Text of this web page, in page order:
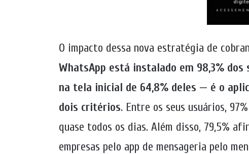
O impacto dessa nova estratégia de
WhatsApp está instalado em 98,3%
na tela inicial de 64,8% deles — é o
dois critérios. Entre os seus usuários,
quase todos os dias. Além disso, 79,5%
empresas pelo app de mensageria pelo